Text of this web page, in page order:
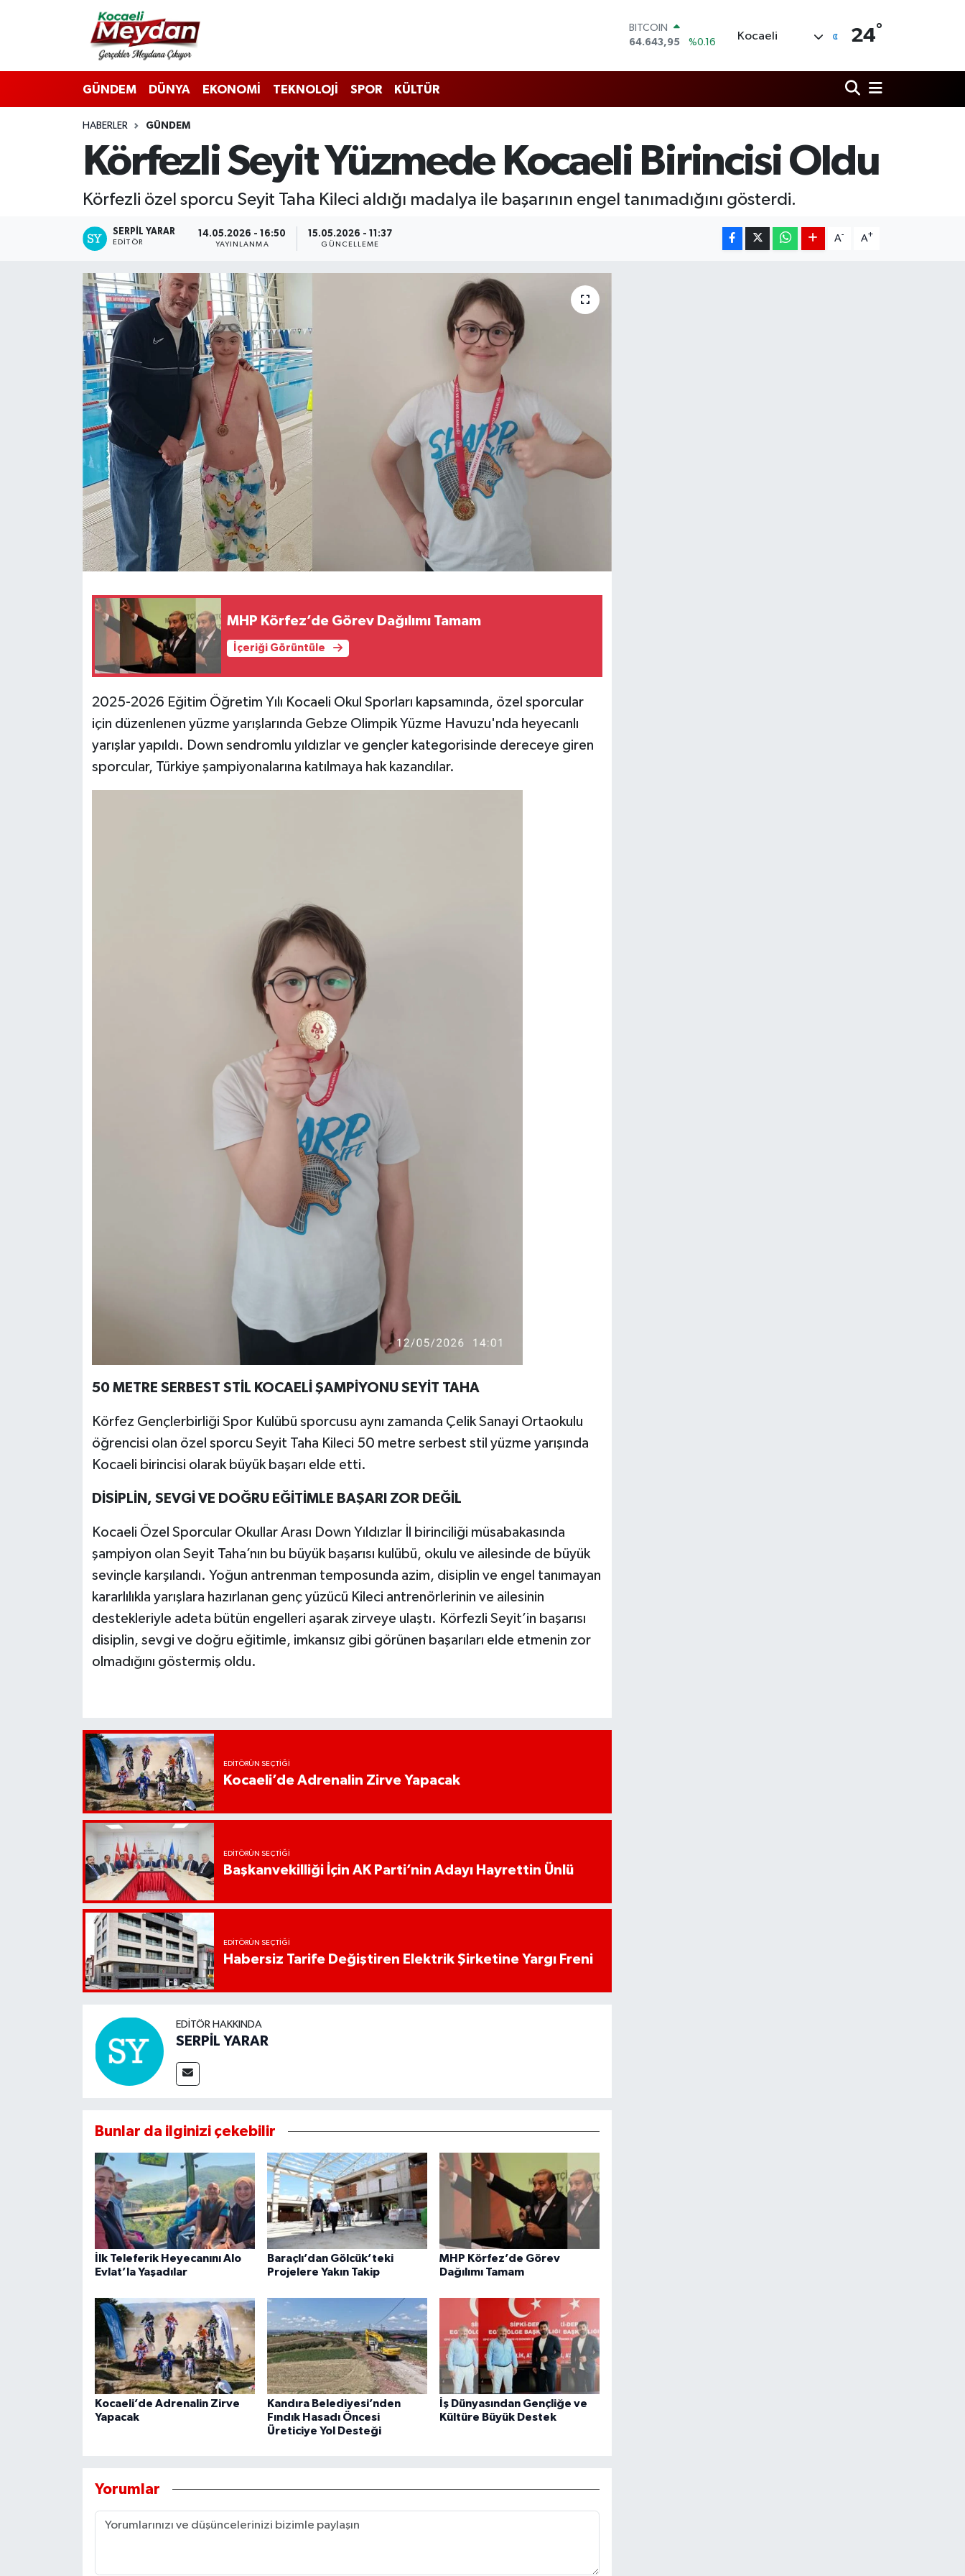
DOLAR
47,6704
%0
55,0406
%-0.08
BİST100
13.799
%70
BITCOIN
Kocaeli 24°
GÜNDEM DÜNYA EKONOMİ TEKNOLOJİ SPOR KÜLTÜR
HABERLER GÜNDEM
Körfezli Seyit Yüzmede Kocaeli Birincisi Oldu
Körfezli özel sporcu Seyit Taha Kileci aldığı madalya ile başarının engel tanımadığını gösterdi.
SERPİL YARAR
EDITÖR
14.05.2026 - 16:50
YAYINLANMA
15.05.2026 - 11:37
GÜNCELLEME
A- A+
MHP Körfez’de Görev Dağılımı Tamam
İçeriği Görüntüle
2025-2026 Eğitim Öğretim Yılı Kocaeli Okul Sporları kapsamında, özel sporcular
için düzenlenen yüzme yarışlarında Gebze Olimpik Yüzme Havuzu'nda heyecanlı
yarışlar yapıldı. Down sendromlu yıldızlar ve gençler kategorisinde dereceye giren
sporcular, Türkiye şampiyonalarına katılmaya hak kazandılar.
50 METRE SERBEST STİL KOCAELİ ŞAMPİYONU SEYİT TAHA
Körfez Gençlerbirliği Spor Kulübü sporcusu aynı zamanda Çelik Sanayi Ortaokulu
öğrencisi olan özel sporcu Seyit Taha Kileci 50 metre serbest stil yüzme yarışında
Kocaeli birincisi olarak büyük başarı elde etti.
DİSİPLİN, SEVGİ VE DOĞRU EĞİTİMLE BAŞARI ZOR DEĞİL
Kocaeli Özel Sporcular Okullar Arası Down Yıldızlar İl birinciliği müsabakasında
şampiyon olan Seyit Taha’nın bu büyük başarısı kulübü, okulu ve ailesinde de büyük
sevinçle karşılandı. Yoğun antrenman temposunda azim, disiplin ve engel tanımayan
kararlılıkla yarışlara hazırlanan genç yüzücü Kileci antrenörlerinin ve ailesinin
destekleriyle adeta bütün engelleri aşarak zirveye ulaştı. Körfezli Seyit’in başarısı
disiplin, sevgi ve doğru eğitimle, imkansız gibi görünen başarıları elde etmenin zor
olmadığını göstermiş oldu.
EDITÖRÜN SEÇTIĞI
Kocaeli’de Adrenalin Zirve Yapacak
EDITÖRÜN SEÇTIĞI
Başkanvekilliği İçin AK Parti’nin Adayı Hayrettin Ünlü
EDITÖRÜN SEÇTIĞI
Habersiz Tarife Değiştiren Elektrik Şirketine Yargı Freni
EDITÖR HAKKINDA
SERPİL YARAR
Bunlar da ilginizi çekebilir
İlk Teleferik Heyecanını Alo
Evlat’la Yaşadılar
Baraçlı’dan Gölcük’teki
Projelere Yakın Takip
MHP Körfez’de Görev
Dağılımı Tamam
Kocaeli’de Adrenalin Zirve
Yapacak
Kandıra Belediyesi’nden
Fındık Hasadı Öncesi
Üreticiye Yol Desteği
İş Dünyasından Gençliğe ve
Kültüre Büyük Destek
Yorumlar
Nöbetçi Eczaneler
Hava Durumu
Trafik Durumu
Süper Lig Puan Durumu ve Fikstür
Tüm Manşetler
Son Dakika Haberleri
Haber Arşivi